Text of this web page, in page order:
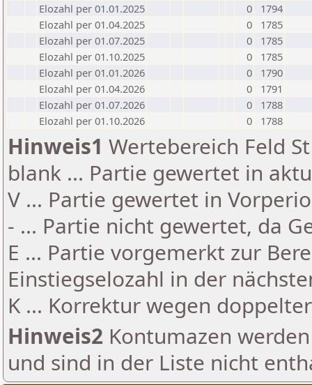
Elozahl per 01.01.2025
0
1794
Elozahl per 01.04.2025
0
1785
Elozahl per 01.07.2025
0
1785
Elozahl per 01.10.2025
0
1785
Elozahl per 01.01.2026
0
1790
Elozahl per 01.04.2026
0
1791
Elozahl per 01.07.2026
0
1788
Elozahl per 01.10.2026
0 1788
Hinweis1 Wertebereich Feld
blank ... Partie gewertet in
V ... Partie gewertet in
- ... Partie nicht gewertet, da
E ... Partie vorgemerkt zur
Einstiegselozahl in der
K ... Korrektur wegen
Hinweis2 Kontumazen
und sind in der Liste nicht